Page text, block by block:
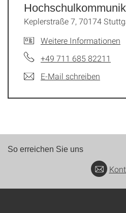
Keplerstraße 7, 70174
Weitere Informationen
+49 711 685 82211
E-Mail schreiben
So erreichen Sie uns